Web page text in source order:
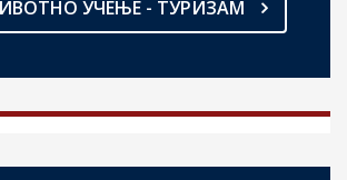
УЧЕЊЕ - ТУРИЗАМ